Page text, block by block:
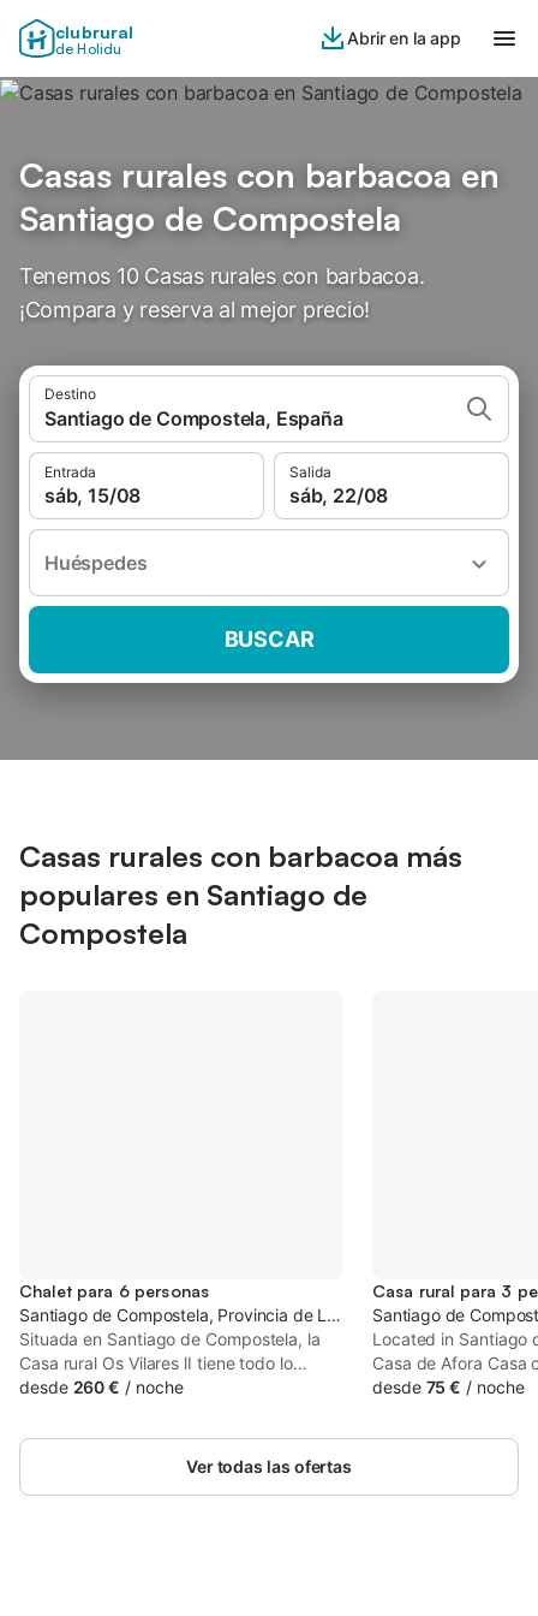
clubrural
de Holidu
Abrir en la app
Casas rurales con barbacoa en
Santiago de Compostela
Tenemos 10 Casas rurales con barbacoa.
¡Compara y reserva al mejor precio!
Destino
Santiago de Compostela, España
Entrada
sáb, 15/08
Salida
sáb, 22/08
Huéspedes
BUSCAR
Casas rurales con barbacoa más
populares en Santiago de
Compostela
Chalet para 6 personas
Santiago de Compostela, Provincia de La Coruña
Situada en Santiago de Compostela, la
Casa rural Os Vilares lI tiene todo lo
necesario para unas vacaciones
consta de un salón, 3 dormitorios y 2
baños, por lo que puede acomodar a 6
desde 260 € / noche
Casa rural para 3
Santiago de
Located in Santiago
Casa de Afora Casa
privados offers
views. Guests
desde 75 € / noche
Ver todas las ofertas